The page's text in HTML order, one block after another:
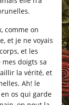
comme on
et je ne voyais
et les
doigts sa
la vérité, et
Ah! le
os qui garde